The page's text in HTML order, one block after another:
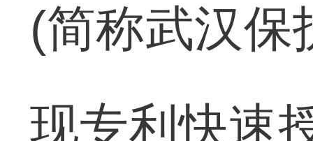
(简称武汉保
现专利快速